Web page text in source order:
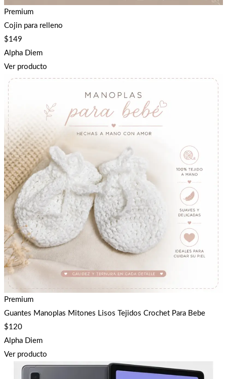
Premium
Cojin para relleno
$149
Alpha Diem
Ver producto
Premium
Guantes Manoplas Mitones Lisos Tejidos Crochet Para Bebe
$120
Alpha Diem
Ver producto